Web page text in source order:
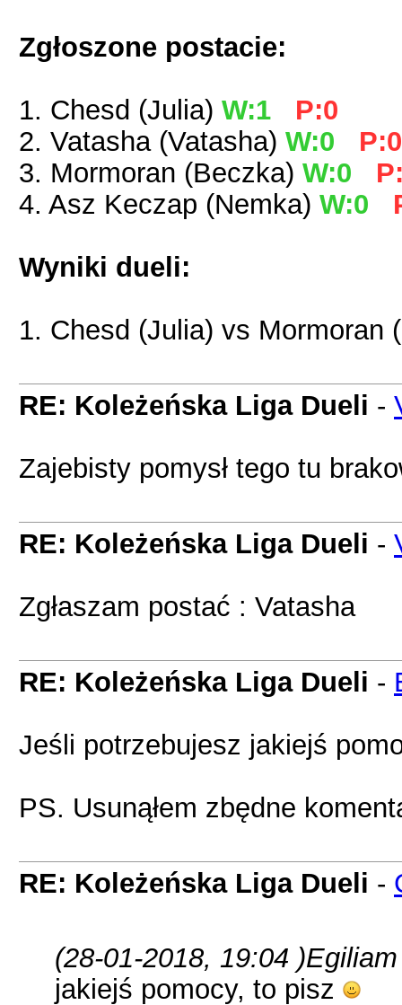
Zgłoszone postacie:
1. Chesd (Julia) W:1
P:0
2. Vatasha (Vatasha) W:0
P:0
3. Mormoran (Beczka) W:0
4. Asz Keczap (Nemka) W:0
Wyniki dueli:
1. Chesd (Julia) vs Mormoran
RE: Koleżeńska Liga Dueli -
Zajebisty pomysł tego tu
RE: Koleżeńska Liga Dueli -
Zgłaszam postać : Vatasha
RE: Koleżeńska Liga Dueli -
Jeśli potrzebujesz jakiejś
PS. Usunąłem zbędne
RE: Koleżeńska Liga Dueli -
(28-01-2018, 19:04 )
jakiejś pomocy, to pisz